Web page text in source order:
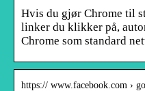
Hvis du gjør Chrome til
linker du klikker på,
Chrome som standard
https:// www.facebook.com ›